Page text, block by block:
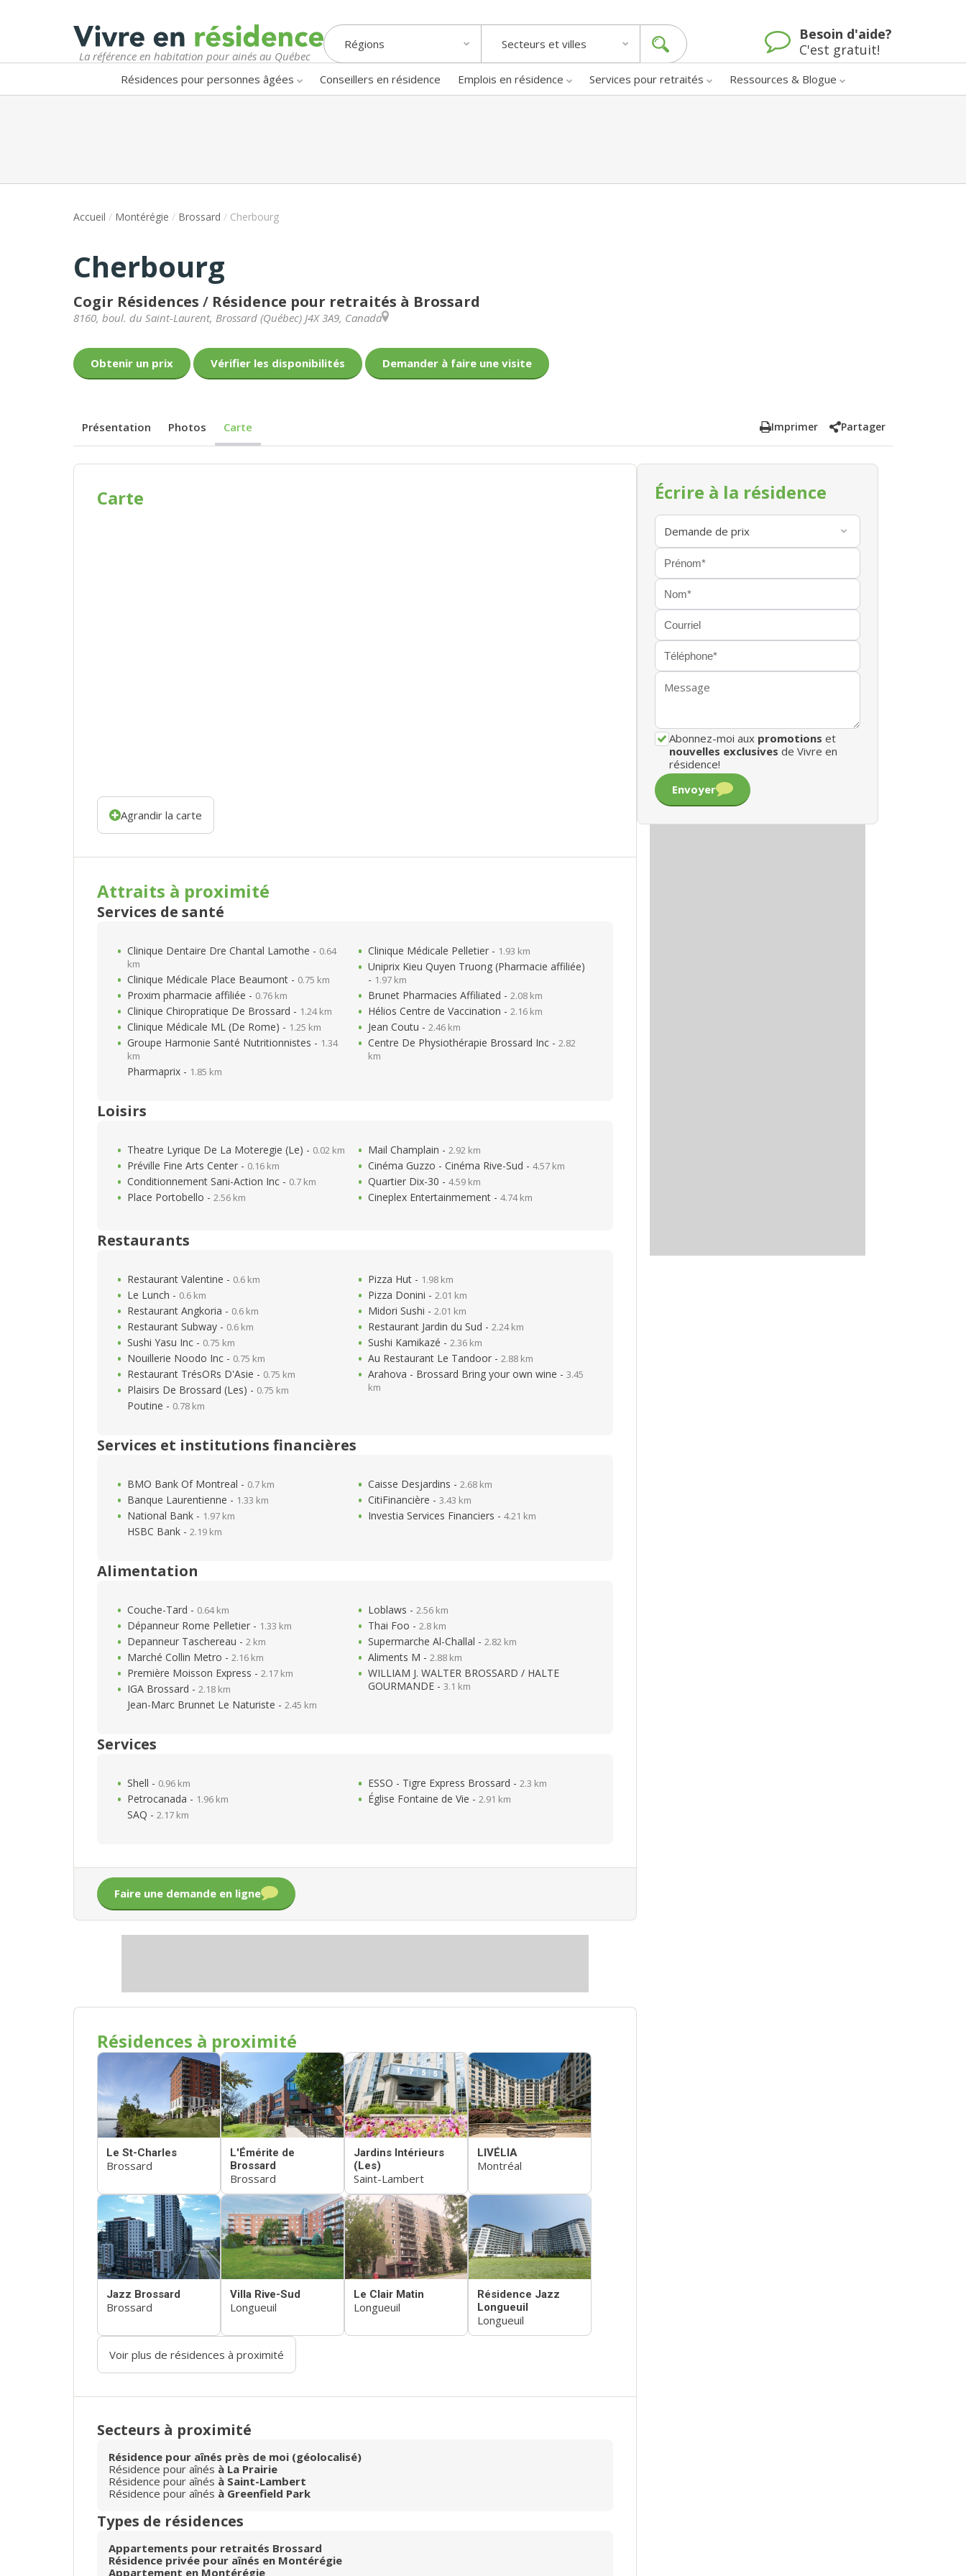
La référence en habitation pour ainés au Québec
Régions Secteurs et villes
Besoin d'aide?
C'est gratuit!
Résidences pour personnes âgées Conseillers en résidence Emplois en résidence Services pour retraités Ressources & Blogue
Accueil / Montérégie / Brossard / Cherbourg
Cherbourg
Cogir Résidences / Résidence pour retraités à Brossard
8160, boul. du Saint-Laurent, Brossard (Québec) J4X 3A9, Canada
Obtenir un prix Vérifier les disponibilités Demander à faire une visite
Présentation Photos Carte Imprimer Partager
Carte
Agrandir la carte
Attraits à proximité
Services de santé
Clinique Dentaire Dre Chantal Lamothe - 0.64
km
Clinique Médicale Place Beaumont - 0.75 km
Proxim pharmacie affiliée - 0.76 km
Clinique Chiropratique De Brossard - 1.24 km
Clinique Médicale ML (De Rome) - 1.25 km
Groupe Harmonie Santé Nutritionnistes - 1.34
km
Pharmaprix - 1.85 km
Clinique Médicale Pelletier - 1.93 km
Uniprix Kieu Quyen Truong (Pharmacie affiliée)
- 1.97 km
Brunet Pharmacies Affiliated - 2.08 km
Hélios Centre de Vaccination - 2.16 km
Jean Coutu - 2.46 km
Centre De Physiothérapie Brossard Inc - 2.82
km
Loisirs
Theatre Lyrique De La Moteregie (Le) - 0.02 km
Préville Fine Arts Center - 0.16 km
Conditionnement Sani-Action Inc - 0.7 km
Place Portobello - 2.56 km
Mail Champlain - 2.92 km
Cinéma Guzzo - Cinéma Rive-Sud - 4.57 km
Quartier Dix-30 - 4.59 km
Cineplex Entertainmement - 4.74 km
Restaurants
Restaurant Valentine - 0.6 km
Le Lunch - 0.6 km
Restaurant Angkoria - 0.6 km
Restaurant Subway - 0.6 km
Sushi Yasu Inc - 0.75 km
Nouillerie Noodo Inc - 0.75 km
Restaurant TrésORs D'Asie - 0.75 km
Plaisirs De Brossard (Les) - 0.75 km
Poutine - 0.78 km
Pizza Hut - 1.98 km
Pizza Donini - 2.01 km
Midori Sushi - 2.01 km
Restaurant Jardin du Sud - 2.24 km
Sushi Kamikazé - 2.36 km
Au Restaurant Le Tandoor - 2.88 km
Arahova - Brossard Bring your own wine - 3.45
km
Services et institutions financières
BMO Bank Of Montreal - 0.7 km
Banque Laurentienne - 1.33 km
National Bank - 1.97 km
HSBC Bank - 2.19 km
Caisse Desjardins - 2.68 km
CitiFinancière - 3.43 km
Investia Services Financiers - 4.21 km
Alimentation
Couche-Tard - 0.64 km
Dépanneur Rome Pelletier - 1.33 km
Depanneur Taschereau - 2 km
Marché Collin Metro - 2.16 km
Première Moisson Express - 2.17 km
IGA Brossard - 2.18 km
Jean-Marc Brunnet Le Naturiste - 2.45 km
Loblaws - 2.56 km
Thai Foo - 2.8 km
Supermarche Al-Challal - 2.82 km
Aliments M - 2.88 km
WILLIAM J. WALTER BROSSARD / HALTE
GOURMANDE - 3.1 km
Services
Shell - 0.96 km
Petrocanada - 1.96 km
SAQ - 2.17 km
ESSO - Tigre Express Brossard - 2.3 km
Église Fontaine de Vie - 2.91 km
Faire une demande en ligne
Résidences à proximité
Le St-Charles
Brossard
L'Émérite de
Brossard
Brossard
Jardins Intérieurs
(Les)
Saint-Lambert
LIVÉLIA
Montréal
Jazz Brossard
Brossard
Villa Rive-Sud
Longueuil
Le Clair Matin
Longueuil
Résidence Jazz
Longueuil
Longueuil
Voir plus de résidences à proximité
Secteurs à proximité
Résidence pour aînés près de moi (géolocalisé)
Résidence pour aînés à La Prairie
Résidence pour aînés à Saint-Lambert
Résidence pour aînés à Greenfield Park
Types de résidences
Appartements pour retraités Brossard
Résidence privée pour aînés en Montérégie
Appartement en Montérégie
Écrire à la résidence
Abonnez-moi aux promotions et
nouvelles exclusives de Vivre en
résidence!
Envoyer